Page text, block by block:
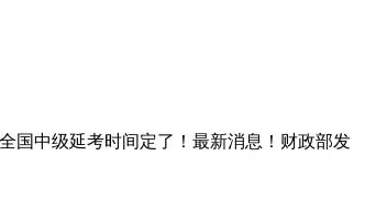
国中级延考时间定了！最新消息！财政部发